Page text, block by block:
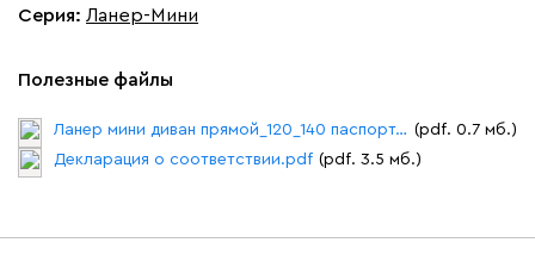
Серия: Ланер-Мини
Полезные файлы
Ланер мини диван прямой_120_140 паспорт.pdf (pdf. 0.7 мб.)
Декларация о соответствии.pdf (pdf. 3.5 мб.)